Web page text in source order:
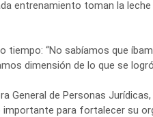
entrenamiento toman la
“No sabíamos que
dimensión de lo que se
General de Personas
para fortalecer su